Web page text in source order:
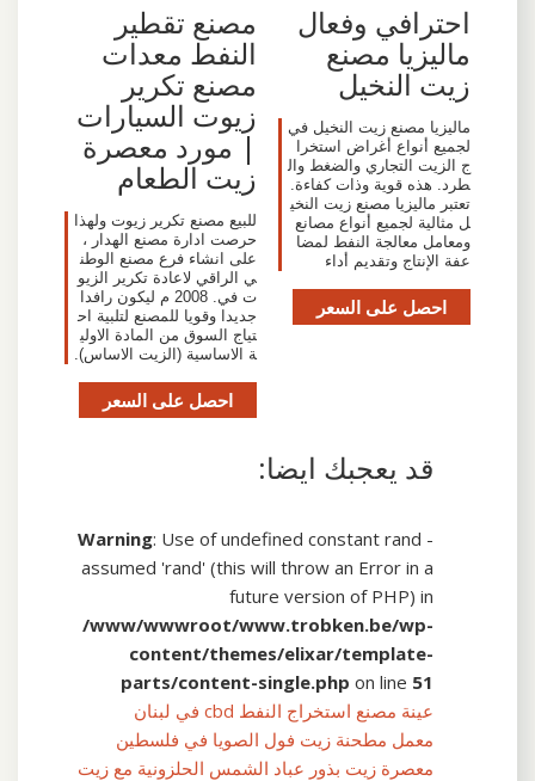
احترافي وفعال
ماليزيا مصنع
زيت النخيل
ماليزيا مصنع زيت النخيل في
لجميع أنواع أغراض استخرا
ج الزيت التجاري والضغط وال
طرد. هذه قوية وذات كفاءة.
تعتبر ماليزيا مصنع زيت النخي
ل مثالية لجميع أنواع مصانع
ومعامل معالجة النفط لمضا
عفة الإنتاج وتقديم أداء
احصل على السعر
مصنع تقطير
النفط معدات
مصنع تكرير
زيوت السيارات
| مورد معصرة
زيت الطعام
للبيع مصنع تكرير زيوت ولهذا
حرصت ادارة مصنع الهدار ،
على انشاء فرع مصنع الوطن
ي الراقي لاعادة تكرير الزيو
ت في. 2008 م ليكون رافدا
جديدا وقويا للمصنع لتلبية اح
تياج السوق من المادة الاولي
ة الاساسية (الزيت الاساس).
احصل على السعر
قد يعجبك ايضا:
Warning: Use of undefined constant rand -
assumed 'rand' (this will throw an Error in a
future version of PHP) in
/www/wwwroot/www.trobken.be/wp-
content/themes/elixar/template-
parts/content-single.php on line 51
عينة مصنع استخراج النفط cbd في لبنان
معمل مطحنة زيت فول الصويا في فلسطين
معصرة زيت بذور عباد الشمس الحلزونية مع زيت